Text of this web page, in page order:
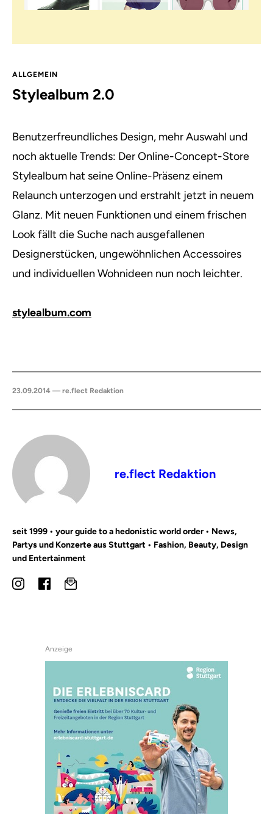
ALLGEMEIN
Stylealbum 2.0
Benutzerfreundliches Design, mehr Auswahl und
noch aktuelle Trends: Der Online-Concept-Store
Stylealbum hat seine Online-Präsenz einem
Relaunch unterzogen und erstrahlt jetzt in neuem
Glanz. Mit neuen Funktionen und einem frischen
Look fällt die Suche nach ausgefallenen
Designerstücken, ungewöhnlichen Accessoires
und individuellen Wohnideen nun noch leichter.
stylealbum.com
23.09.2014 — re.flect Redaktion
re.flect Redaktion
seit 1999 • your guide to a hedonistic world order • News,
Partys und Konzerte aus Stuttgart • Fashion, Beauty, Design
und Entertainment
Anzeige